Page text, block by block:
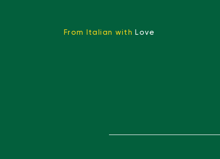
From Italian with Love